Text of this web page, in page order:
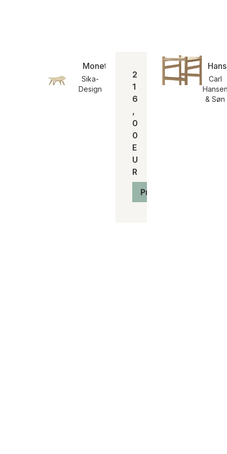
Monet Fußschemel | Indoor
Sika-
Design
2
1
6
,
0
0
E
U
R
Produkt anzeigen
Carl
Hansen
& Søn